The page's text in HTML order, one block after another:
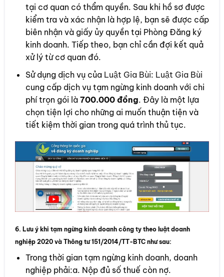
tại cơ quan có thẩm quyền. Sau khi hồ sơ được
kiểm tra và xác nhận là hợp lệ, bạn sẽ được cấp
biên nhận và giấy ủy quyền tại Phòng Đăng ký
kinh doanh. Tiếp theo, bạn chỉ cần đợi kết quả
xử lý từ cơ quan đó.
Sử dụng dịch vụ của Luật Gia Bùi: Luật Gia Bùi
cung cấp dịch vụ tạm ngừng kinh doanh với chi
phí trọn gói là700.000 đồng. Đây là một lựa
chọn tiện lợi cho những ai muốn thuận tiện và
tiết kiệm thời gian trong quá trình thủ tục.
6. Lưu ý khi tạm ngừng kinh doanh công ty theo luật doanh
nghiệp 2020 và Thông tư 151/2014/TT-BTC như sau:
Trong thời gian tạm ngừng kinh doanh, doanh
nghiệp phải:a. Nộp đủ số thuế còn nợ.